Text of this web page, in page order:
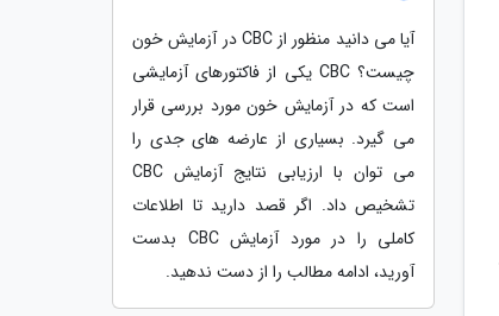
آیا می دانید منظور از CBC در آزمایش خون
چیست؟ CBC یکی از فاکتورهای آزمایشی
است که در آزمایش خون مورد بررسی قرار
می گیرد. بسیاری از عارضه های جدی را
می توان با ارزیابی نتایج آزمایش CBC
تشخیص داد. اگر قصد دارید تا اطلاعات
کاملی را در مورد آزمایش CBC بدست
آورید، ادامه مطالب را از دست ندهید.